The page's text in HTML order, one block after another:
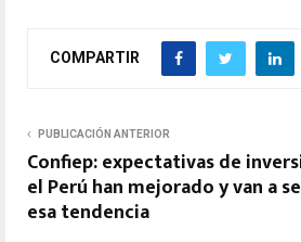
COMPARTIR
PUBLICACIÓN ANTERIOR
Confiep: expectativas de
el Perú han mejorado y van a
esa tendencia